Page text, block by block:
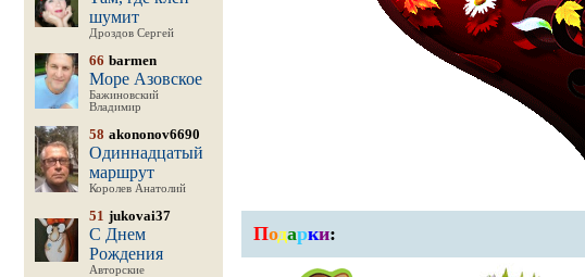
шумит
Дроздов Сергей
66 barmen
Море Азовское
Бажиновский
Владимир
58 akononov6690
Одиннадцатый
маршрут
Королев Анатолий
51 jukovai37
С Днем
Рождения
Авторские
Подарки: